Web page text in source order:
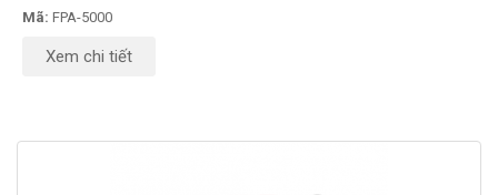
Mã: FPA-5000
Xem chi tiết